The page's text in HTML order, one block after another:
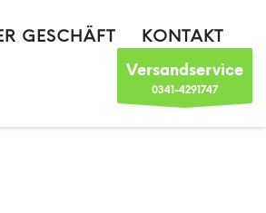
GESCHÄFT KONTAKT
Versandservice
0341-4291747